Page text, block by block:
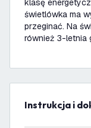
klasę
świetlówka ma
przeginać. Na
również 3-letnia
Instrukcja i